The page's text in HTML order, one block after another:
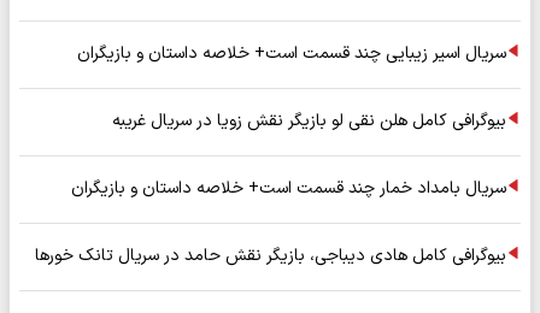
سریال اسیر زیبایی چند قسمت است+ خلاصه داستان و بازیگران
بیوگرافی کامل هلن نقی لو بازیگر نقش زویا در سریال غریبه
سریال بامداد خمار چند قسمت است+ خلاصه داستان و بازیگران
بیوگرافی کامل هادی دیباجی، بازیگر نقش حامد در سریال تانک خورها